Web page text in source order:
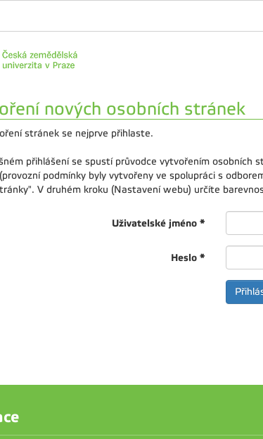
nových osobních stránek
stránek se nejprve přihlaste.
přihlášení se spustí průvodce vytvořením osobních
podmínky byly vytvořeny ve spolupráci s
V druhém kroku (Nastavení webu) určíte
Uživatelské jméno *
Heslo *